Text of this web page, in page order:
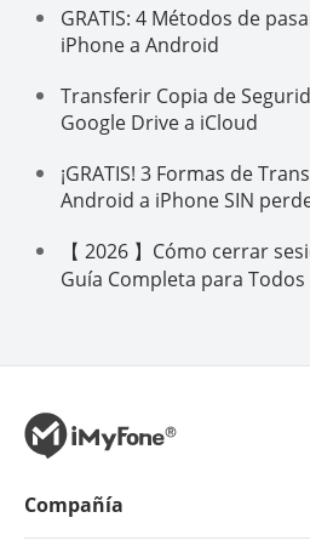
GRATIS: 4 Métodos de
iPhone a Android
Transferir Copia de
Google Drive a iCloud
¡GRATIS! 3 Formas de
Android a iPhone SIN
【 2026 】Cómo cerrar
Guía Completa para
Compañía